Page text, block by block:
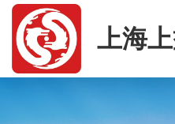
上海
司